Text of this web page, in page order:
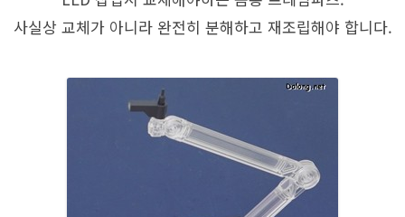
사실상 교체가 아니라 완전히 분해하고 재조립해야 합니다.